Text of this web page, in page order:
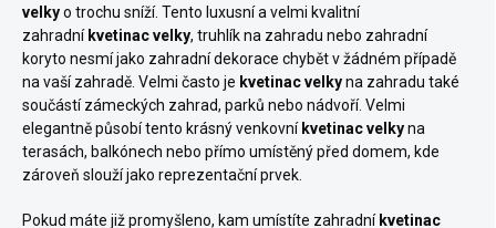
velkyo trochu sníží. Tento luxusní a velmi kvalitní
zahradní kvetinac velky, truhlík na zahradu nebo zahradní
koryto nesmí jako zahradní dekorace chybět v žádném případě
na vaší zahradě. Velmi často je kvetinac velkyna zahradu také
součástí zámeckých zahrad, parků nebo nádvoří. Velmi
elegantně působí tento krásný venkovní kvetinac velkyna
terasách, balkónech nebo přímo umístěný před domem, kde
zároveň slouží jako reprezentační prvek.
Pokud máte již promyšleno, kam umístíte zahradní kvetinac